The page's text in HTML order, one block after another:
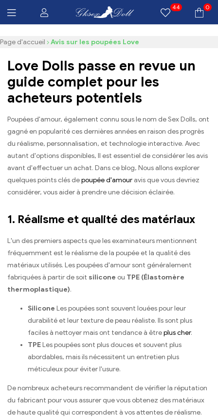
44 0
Livraison GRATUITE $100 Tous les produits
Page d'accueil Avis sur les poupées Love
Love Dolls passe en revue un
guide complet pour les
acheteurs potentiels
Poupées d'amour, également connu sous le nom de Sex Dolls, ont
gagné en popularité ces dernières années en raison des progrès
du réalisme, personnalisation, et technologie interactive. Avec
autant d'options disponibles, Il est essentiel de considérer les avis
avant d'effectuer un achat. Dans ce blog, Nous allons explorer
quelques points clés depoupée d'amour avis que vous devriez
considérer, vous aider à prendre une décision éclairée.
1. Réalisme et qualité des matériaux
L'un des premiers aspects que les examinateurs mentionnent
fréquemment est le réalisme de la poupée et la qualité des
matériaux utilisés. Les poupées d'amour sont généralement
fabriquées à partir de soit silicone ou TPE (Élastomère
thermoplastique).
Silicone Les poupées sont souvent louées pour leur
durabilité et leur texture de peau réaliste. Ils sont plus
faciles à nettoyer mais ont tendance à êtreplus cher.
TPELes poupées sont plus douces et souvent plus
abordables, mais ils nécessitent un entretien plus
méticuleux pour éviter l'usure.
De nombreux acheteurs recommandent de vérifier la réputation
du fabricant pour vous assurer que vous obtenez des matériaux
de haute qualité qui correspondent à vos attentes de réalisme.